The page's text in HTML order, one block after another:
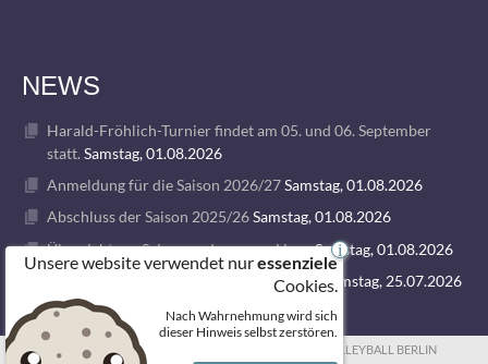
NEWS
Harald-Fröhlich-Turnier findet am 05. und 06. September
statt. Samstag, 01.08.2026
Anmeldung für die Saison 2026/27Samstag, 01.08.2026
Abschluss der Saison 2025/26Samstag, 01.08.2026
Übersicht zur Saison und unseren LigenSamstag, 01.08.2026
1. VOLLEY GODS SUMMER CAMP 2026Samstag, 25.07.2026
© 2026 FREIZEITVOLLEYBALL BERLIN
Unsere website verwendet nuressenziele
Cookies.
Nach Wahrnehmung wird sich
dieser Hinweis selbst zerstören.
i